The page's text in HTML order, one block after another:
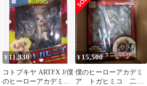
ローアカデミア (再販)
【併売品】
¥ 11,330
コトブキヤ ARTFX J/僕
のヒーローアカデミア
¥ 15,500
僕のヒーローアカデミ
ア トガヒミコ 二次